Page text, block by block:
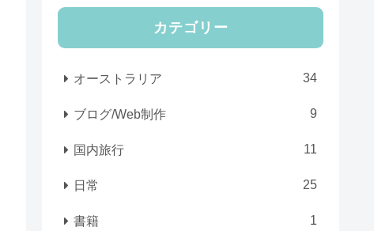
カテゴリー
オーストラリア 34
ブログ/Web制作 9
国内旅行 11
日常 25
書籍 1